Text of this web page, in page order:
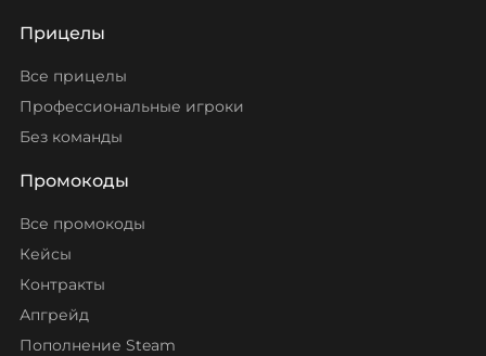
Прицелы
Все прицелы
Профессиональные игроки
Без команды
Промокоды
Все промокоды
Кейсы
Контракты
Апгрейд
Пополнение Steam